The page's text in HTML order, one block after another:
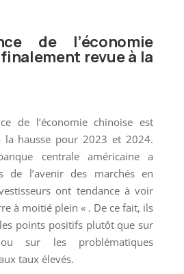
de l’économie
revue à la
de l’économie chinoise est
la hausse pour 2023 et 2024.
centrale américaine a
de l’avenir des marchés en
ont tendance à voir
à moitié plein « . De ce fait, ils
points positifs plutôt que sur
sur les problématiques
taux élevés.